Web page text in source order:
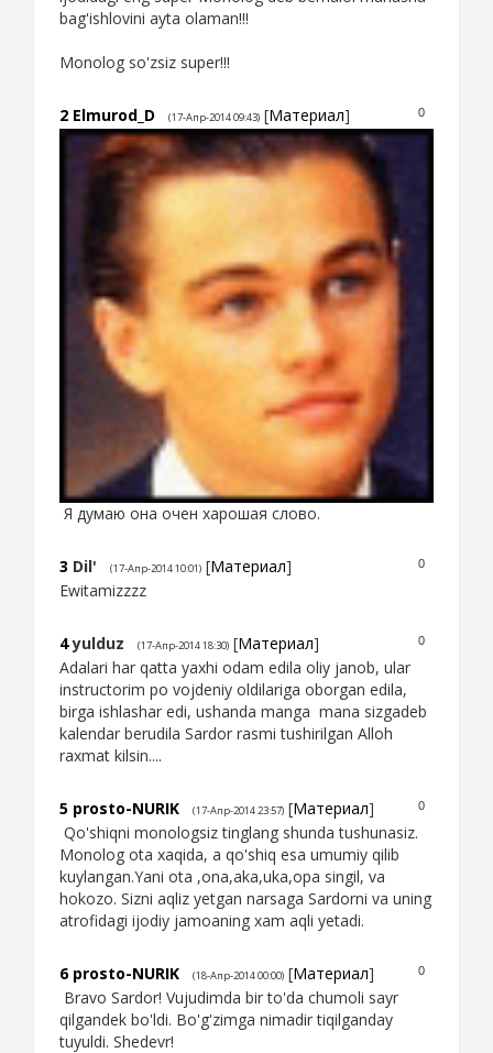
bag'ishlovini ayta olaman!!!
Monolog so'zsiz super!!!
0
2 Elmurod_D (17-Апр-2014 09:43) [Материал]
Я думаю она очен харошая слово.
0
3 Dil' (17-Апр-2014 10:01) [Материал]
Ewitamizzzz
0
4 yulduz (17-Апр-2014 18:30) [Материал]
Adalari har qatta yaxhi odam edila oliy janob, ular
instructorim po vojdeniy oldilariga oborgan edila,
birga ishlashar edi, ushanda manga mana sizgadeb
kalendar berudila Sardor rasmi tushirilgan Alloh
raxmat kilsin....
0
5 prosto-NURIK (17-Апр-2014 23:57) [Материал]
Qo'shiqni monologsiz tinglang shunda tushunasiz.
Monolog ota xaqida, a qo'shiq esa umumiy qilib
kuylangan.Yani ota ,ona,aka,uka,opa singil, va
hokozo. Sizni aqliz yetgan narsaga Sardorni va uning
atrofidagi ijodiy jamoaning xam aqli yetadi.
0
6 prosto-NURIK (18-Апр-2014 00:00) [Материал]
Bravo Sardor! Vujudimda bir to'da chumoli sayr
qilgandek bo'ldi. Bo'g'zimga nimadir tiqilganday
tuyuldi. Shedevr!